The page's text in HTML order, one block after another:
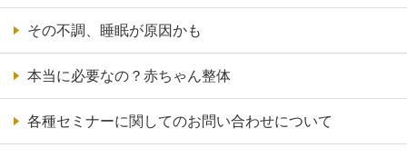
その不調、睡眠が原因かも
本当に必要なの？赤ちゃん整体
各種セミナーに関してのお問い合わせについて